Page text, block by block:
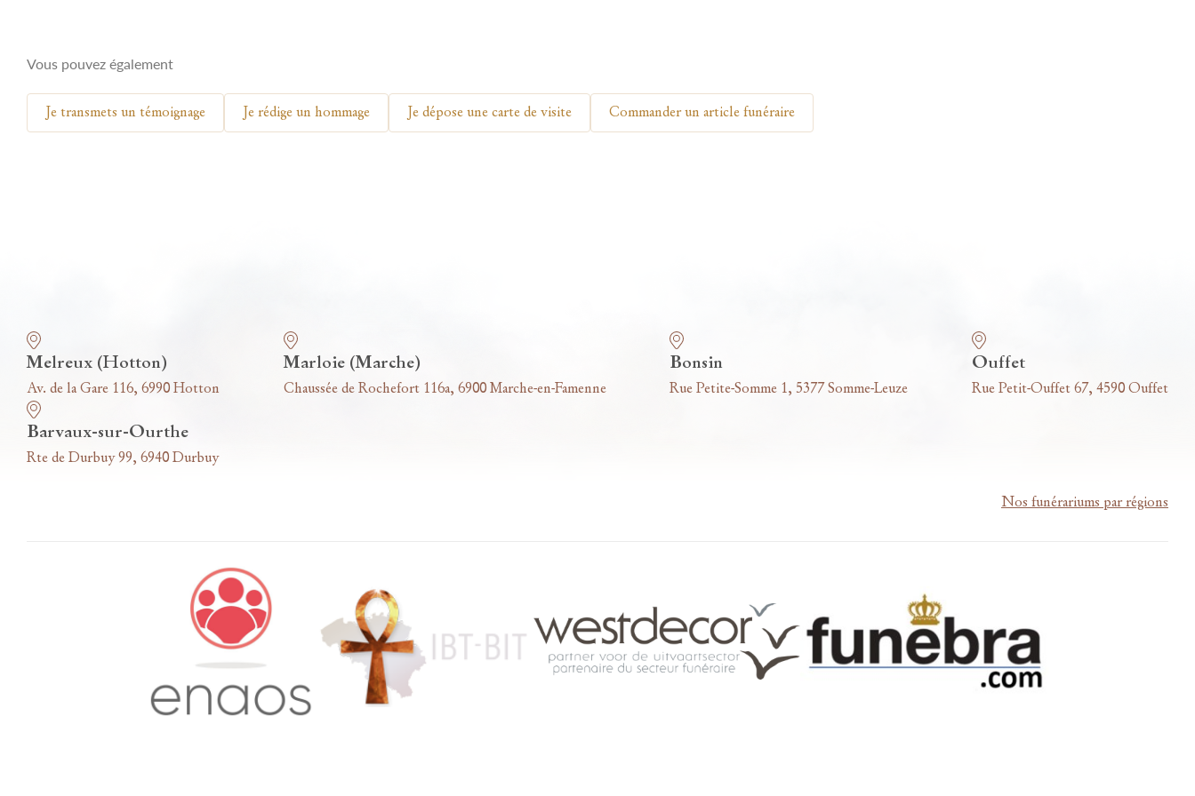
Vous pouvez également
Je transmets un témoignage Je rédige un hommage Je dépose une carte de visite Commander un article funéraire
Melreux (Hotton)
Av. de la Gare 116, 6990 Hotton
Marloie (Marche)
Chaussée de Rochefort 116a, 6900 Marche-en-Famenne
Bonsin
Rue Petite-Somme 1, 5377 Somme-Leuze
Ouffet
Rue Petit-Ouffet 67, 4590 Ouffet
Barvaux-sur-Ourthe
Rte de Durbuy 99, 6940 Durbuy
Nos funérariums par régions